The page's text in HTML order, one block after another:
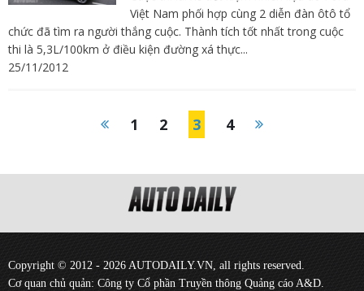
Việt Nam phối hợp cùng 2 diễn đàn ôtô tổ
chức đã tìm ra người thắng cuộc. Thành tích tốt nhất trong cuộc
thi là 5,3L/100km ở điều kiện đường xá thực...
25/11/2012
1 2 3 4
Copyright © 2012 - 2026 AUTODAILY.VN, all rights reserved.
Cơ quan chủ quản: Công ty Cổ phần Truyền thông Quảng cáo A&D.